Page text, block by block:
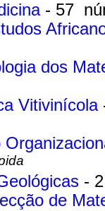
- 57
dos
Vitivinícola
-
de